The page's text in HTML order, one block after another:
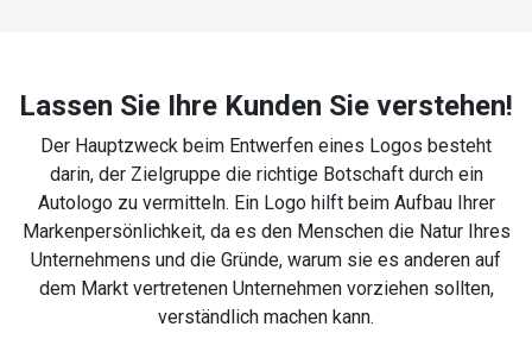
Lassen Sie Ihre Kunden Sie verstehen!
Der Hauptzweck beim Entwerfen eines Logos besteht
darin, der Zielgruppe die richtige Botschaft durch ein
Autologo zu vermitteln. Ein Logo hilft beim Aufbau Ihrer
Markenpersönlichkeit, da es den Menschen die Natur Ihres
Unternehmens und die Gründe, warum sie es anderen auf
dem Markt vertretenen Unternehmen vorziehen sollten,
verständlich machen kann.